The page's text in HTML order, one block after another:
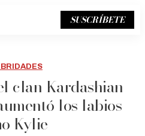
SUSCRÍBETE
clan Kardashian-
los labios
Kylie